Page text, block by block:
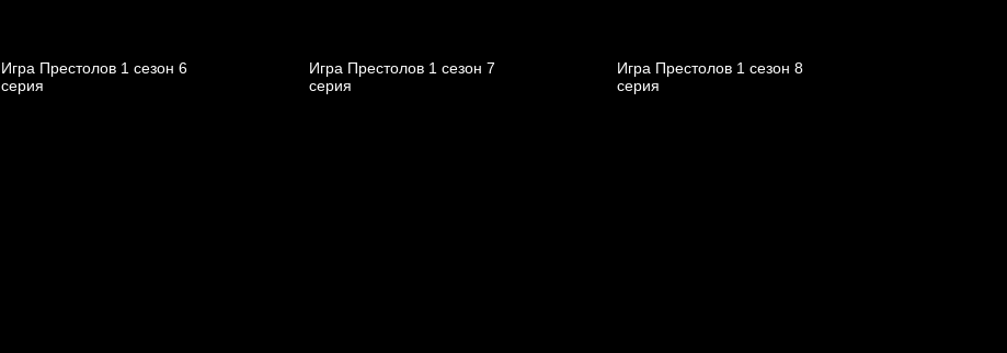
Игра Престолов 1 cезон 6
cерия
Игра Престолов 1 cезон 7
cерия
Игра Престолов 1 cезон 8
cерия